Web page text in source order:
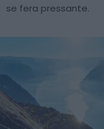
se fera pressante.